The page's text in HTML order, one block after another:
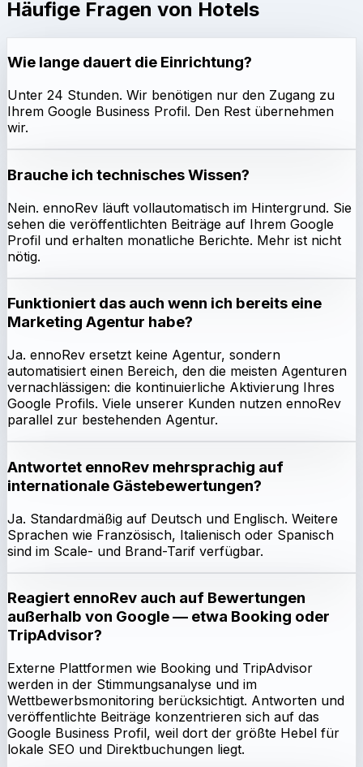
Häufige Fragen von Hotels
Wie lange dauert die Einrichtung?
Unter 24 Stunden. Wir benötigen nur den Zugang zu
Ihrem Google Business Profil. Den Rest übernehmen
wir.
Brauche ich technisches Wissen?
Nein. ennoRev läuft vollautomatisch im Hintergrund. Sie
sehen die veröffentlichten Beiträge auf Ihrem Google
Profil und erhalten monatliche Berichte. Mehr ist nicht
nötig.
Funktioniert das auch wenn ich bereits eine
Marketing Agentur habe?
Ja. ennoRev ersetzt keine Agentur, sondern
automatisiert einen Bereich, den die meisten Agenturen
vernachlässigen: die kontinuierliche Aktivierung Ihres
Google Profils. Viele unserer Kunden nutzen ennoRev
parallel zur bestehenden Agentur.
Antwortet ennoRev mehrsprachig auf
internationale Gästebewertungen?
Ja. Standardmäßig auf Deutsch und Englisch. Weitere
Sprachen wie Französisch, Italienisch oder Spanisch
sind im Scale- und Brand-Tarif verfügbar.
Reagiert ennoRev auch auf Bewertungen
außerhalb von Google — etwa Booking oder
TripAdvisor?
Externe Plattformen wie Booking und TripAdvisor
werden in der Stimmungsanalyse und im
Wettbewerbsmonitoring berücksichtigt. Antworten und
veröffentlichte Beiträge konzentrieren sich auf das
Google Business Profil, weil dort der größte Hebel für
lokale SEO und Direktbuchungen liegt.